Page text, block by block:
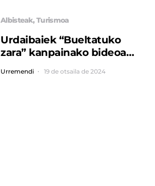
Albisteak Turismoa
Urdaibaiek “Bueltatuko
zara” kanpainako bideoa
Eusko Label Winter Series
Urremendi 19 de otsaila de 2024